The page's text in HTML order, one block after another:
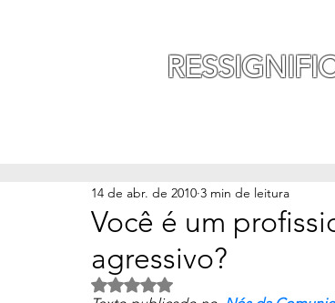
Você é um
agressivo?
14 de abr. de 2010 3 min de leitura
Avaliado com NaN de 5 estrelas.